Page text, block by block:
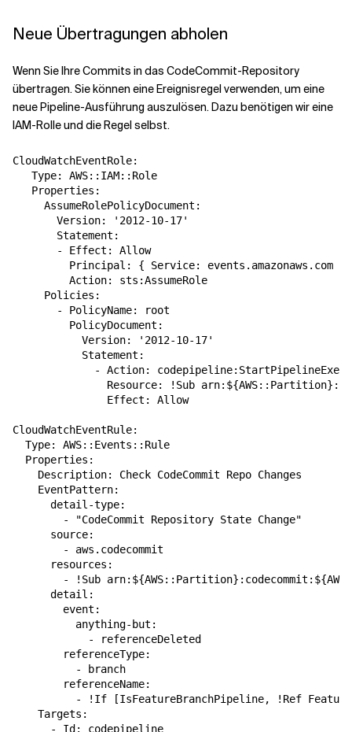
Neue Übertragungen abholen
Wenn Sie Ihre Commits in das CodeCommit-Repository
übertragen. Sie können eine Ereignisregel verwenden, um eine
neue Pipeline-Ausführung auszulösen. Dazu benötigen wir eine
IAM-Rolle und die Regel selbst.
CloudWatchEventRole:
   Type: AWS::IAM::Role
   Properties:
     AssumeRolePolicyDocument:
       Version: '2012-10-17'
       Statement:
       - Effect: Allow
         Principal: { Service: events.amazonaws.com }
         Action: sts:AssumeRole
     Policies:
       - PolicyName: root
         PolicyDocument:
           Version: '2012-10-17'
           Statement:
- Action:
Resource: !Sub
               Effect: Allow
CloudWatchEventRule:
  Type: AWS::Events::Rule
  Properties:
    Description: Check CodeCommit Repo Changes
    EventPattern:
      detail-type:
        - "CodeCommit Repository State Change"
      source:
        - aws.codecommit
      resources:
- !Sub
      detail:
        event:
          anything-but:
            - referenceDeleted
        referenceType:
          - branch
        referenceName:
- !If [IsFeatureBranchPipeline, !Ref
    Targets:
      - Id: codepipeline